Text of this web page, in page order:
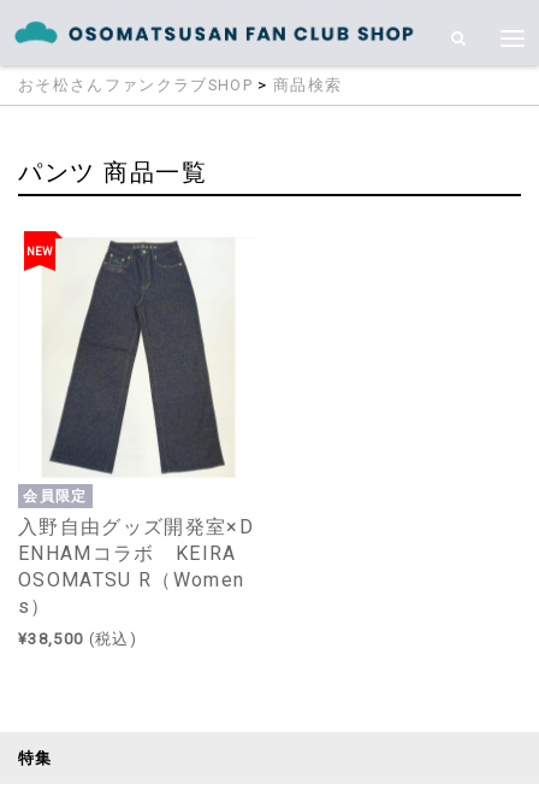
おそ松さんファンクラブSHOP > 商品検索
パンツ 商品一覧
NEW
会員限定
入野自由グッズ開発室×D
ENHAMコラボ KEIRA
OSOMATSU R（Women
s）
¥38,500 (税込)
特集